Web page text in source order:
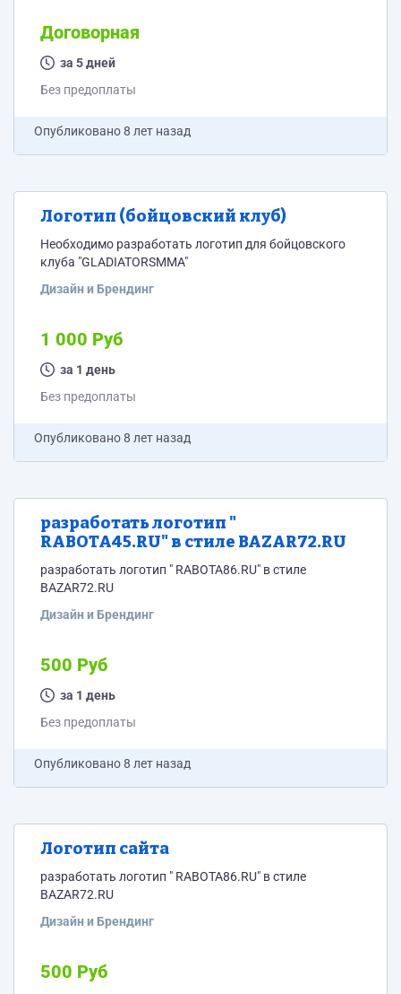
резюме по отдельной категории 6. Страница
просмотра отдельной вакансии/резюме 7. Главная
страница тестовый блок (отображение анонсов
Договорная
за 5 дней
Без предоплаты
Опубликовано8 лет назад
Логотип (бойцовский клуб)
Необходимо разработать логотип для бойцовского
клуба "GLADIATORSMMA"
Дизайн и Брендинг
1 000 Руб
за 1 день
Без предоплаты
Опубликовано8 лет назад
разработать логотип "
RABOTA45.RU" в стиле BAZAR72.RU
разработать логотип " RABOTA86.RU" в стиле
BAZAR72.RU
Дизайн и Брендинг
500 Руб
за 1 день
Без предоплаты
Опубликовано8 лет назад
Логотип сайта
разработать логотип " RABOTA86.RU" в стиле
BAZAR72.RU
Дизайн и Брендинг
500 Руб